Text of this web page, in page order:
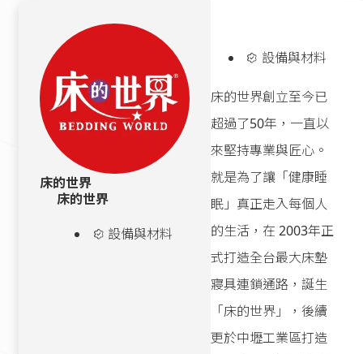
床的世界
床的世界
設備與材料
設備與材料
床的世界創立至今已
超過了50年，一直以
來堅持專業與匠心。
就是為了讓「健康睡
眠」真正走入每個人
的生活，在 2003年正
式打造全台最大床墊
寢具連鎖通路，誕生
「床的世界」，後續
更於中壢工業區打造